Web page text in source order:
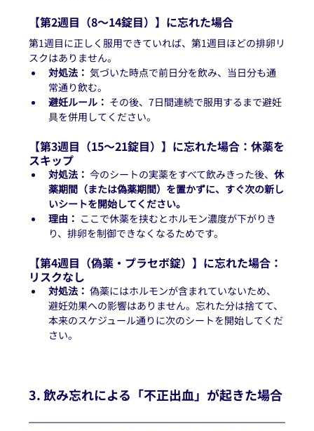
【第2週目（8〜14錠目）】に忘れた場合
第1週目に正しく服用できていれば、第1週目ほどの排卵リ
スクはありません。
対処法： 気づいた時点で前日分を飲み、当日分も通
常通り飲む。
避妊ルール： その後、7日間連続で服用するまで避妊
具を併用してください。
【第3週目（15〜21錠目）】に忘れた場合：休薬を
スキップ
対処法： 今のシートの実薬をすべて飲みきった後、 休
薬期間（または偽薬期間）を置かずに、すぐ次の新し
いシートを開始してください。
理由： ここで休薬を挟むとホルモン濃度が下がりき
り、排卵を制御できなくなるためです。
【第4週目（偽薬・プラセボ錠）】に忘れた場合：
リスクなし
対処法： 偽薬にはホルモンが含まれていないため、
避妊効果への影響はありません。忘れた分は捨てて、
本来のスケジュール通りに次のシートを開始してくだ
さい。
3. 飲み忘れによる「不正出血」が起きた場合